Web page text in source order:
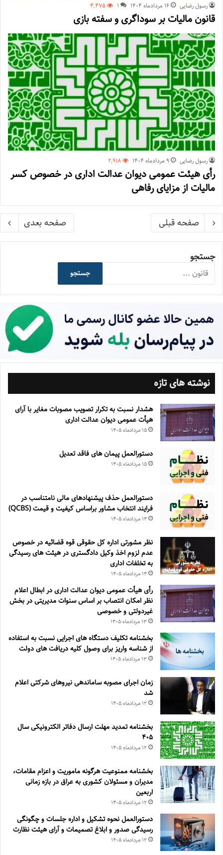
رسول رضایی ۱۶ مرداد‌ماه ۱۴۰۴ 1
4,475
قانون مالیات بر سوداگری و سفته بازی
رسول رضایی ۹ مرداد‌ماه ۱۴۰۴ 2,918
رأی هیئت عمومی دیوان عدالت اداری در خصوص کسر
مالیات از مزایای رفاهی
صفحه قبلی صفحه بعدی
جستجو
جستجو
نوشته های تازه
هشدار نسبت به تکرار تصویب مصوبات مغایر با آرای
هیأت عمومی دیوان عدالت اداری
۱۵ مرداد‌ماه ۱۴۰۵
دستورالعمل پیمان های فاقد تعدیل
۱۵ مرداد‌ماه ۱۴۰۵
دستورالعمل حذف پيشنهادهای مالی نامتناسب در
فرايند انتخاب مشاور براساس كيفيت و قيمت (QCBS)
۱۴ مرداد‌ماه ۱۴۰۵
نظر مشورتی اداره کل حقوقی قوه قضائیه در خصوص
عدم لزوم اخذ وکیل دادگستری در هیئت های رسیدگی
به تخلفات اداری
۱۴ مرداد‌ماه ۱۴۰۵
رأی هیأت عمومی دیوان عدالت اداری در ابطال اعلام
نظر امکان انتصاب بر اساس سنوات مدیریتی در بخش
غیردولتی و خصوصی
۱۳ مرداد‌ماه ۱۴۰۵
بخشنامه تکلیف دستگاه های اجرایی نسبت به استفاده
از شناسه واریز برای وصول کلیه دریافت های دولت
۱۳ مرداد‌ماه ۱۴۰۵
زمان اجرای مصوبه ساماندهی نیروهای شرکتی اعلام
شد
۱۲ مرداد‌ماه ۱۴۰۵
بخشنامه تمدید مهلت ارسال دفاتر الکترونیکی سال
۴۰۵
۱۲ مرداد‌ماه ۱۴۰۵
بخشنامه ممنوعیت هرگونه ماموریت و اعزام مقامات،
مدیران و مسئولان کشوری به عراق در بازه زمانی
اربعین
۱۲ مرداد‌ماه ۱۴۰۵
دستورالعمل نحوه تشکیل و اداره جلسات و چگونگی
رسیدگی صدور و ‏ابلاغ تصمیمات و‎ ‎آرای هیئت نظارت
۱۲ مرداد‌ماه ۱۴۰۵